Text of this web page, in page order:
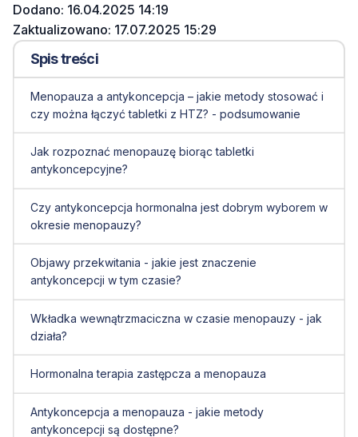
Dodano: 16.04.2025 14:19
Zaktualizowano: 17.07.2025 15:29
Spis treści
Menopauza a antykoncepcja – jakie metody stosować i
czy można łączyć tabletki z HTZ? - podsumowanie
Jak rozpoznać menopauzę biorąc tabletki
antykoncepcyjne?
Czy antykoncepcja hormonalna jest dobrym wyborem w
okresie menopauzy?
Objawy przekwitania - jakie jest znaczenie
antykoncepcji w tym czasie?
Wkładka wewnątrzmaciczna w czasie menopauzy - jak
działa?
Hormonalna terapia zastępcza a menopauza
Antykoncepcja a menopauza - jakie metody
antykoncepcji są dostępne?